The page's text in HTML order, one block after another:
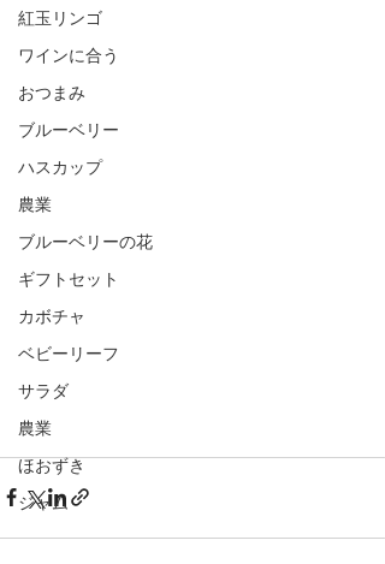
紅玉リンゴ
ワインに合う
おつまみ
ブルーベリー
ハスカップ
農業
ブルーベリーの花
ギフトセット
カボチャ
ベビーリーフ
サラダ
農業
ほおずき
ジャム